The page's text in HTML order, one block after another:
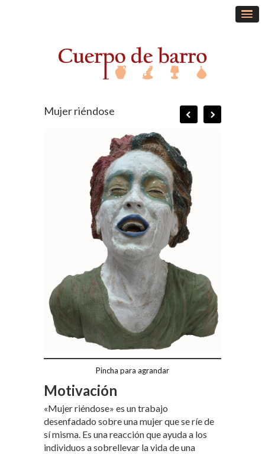
Mujer riéndose
Pincha para agrandar
Motivación
«Mujer riéndose» es un trabajo
desenfadado sobre una mujer que se ríe de
sí misma. Es una reacción que ayuda a los
individuos a sobrellevar la vida de una